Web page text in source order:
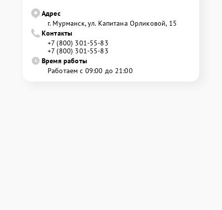
Адрес
г. Мурманск, ул. Капитана Орликовой, 15
Контакты
+7 (800) 301-55-83
+7 (800) 301-55-83
Время работы
Работаем с 09:00 до 21:00